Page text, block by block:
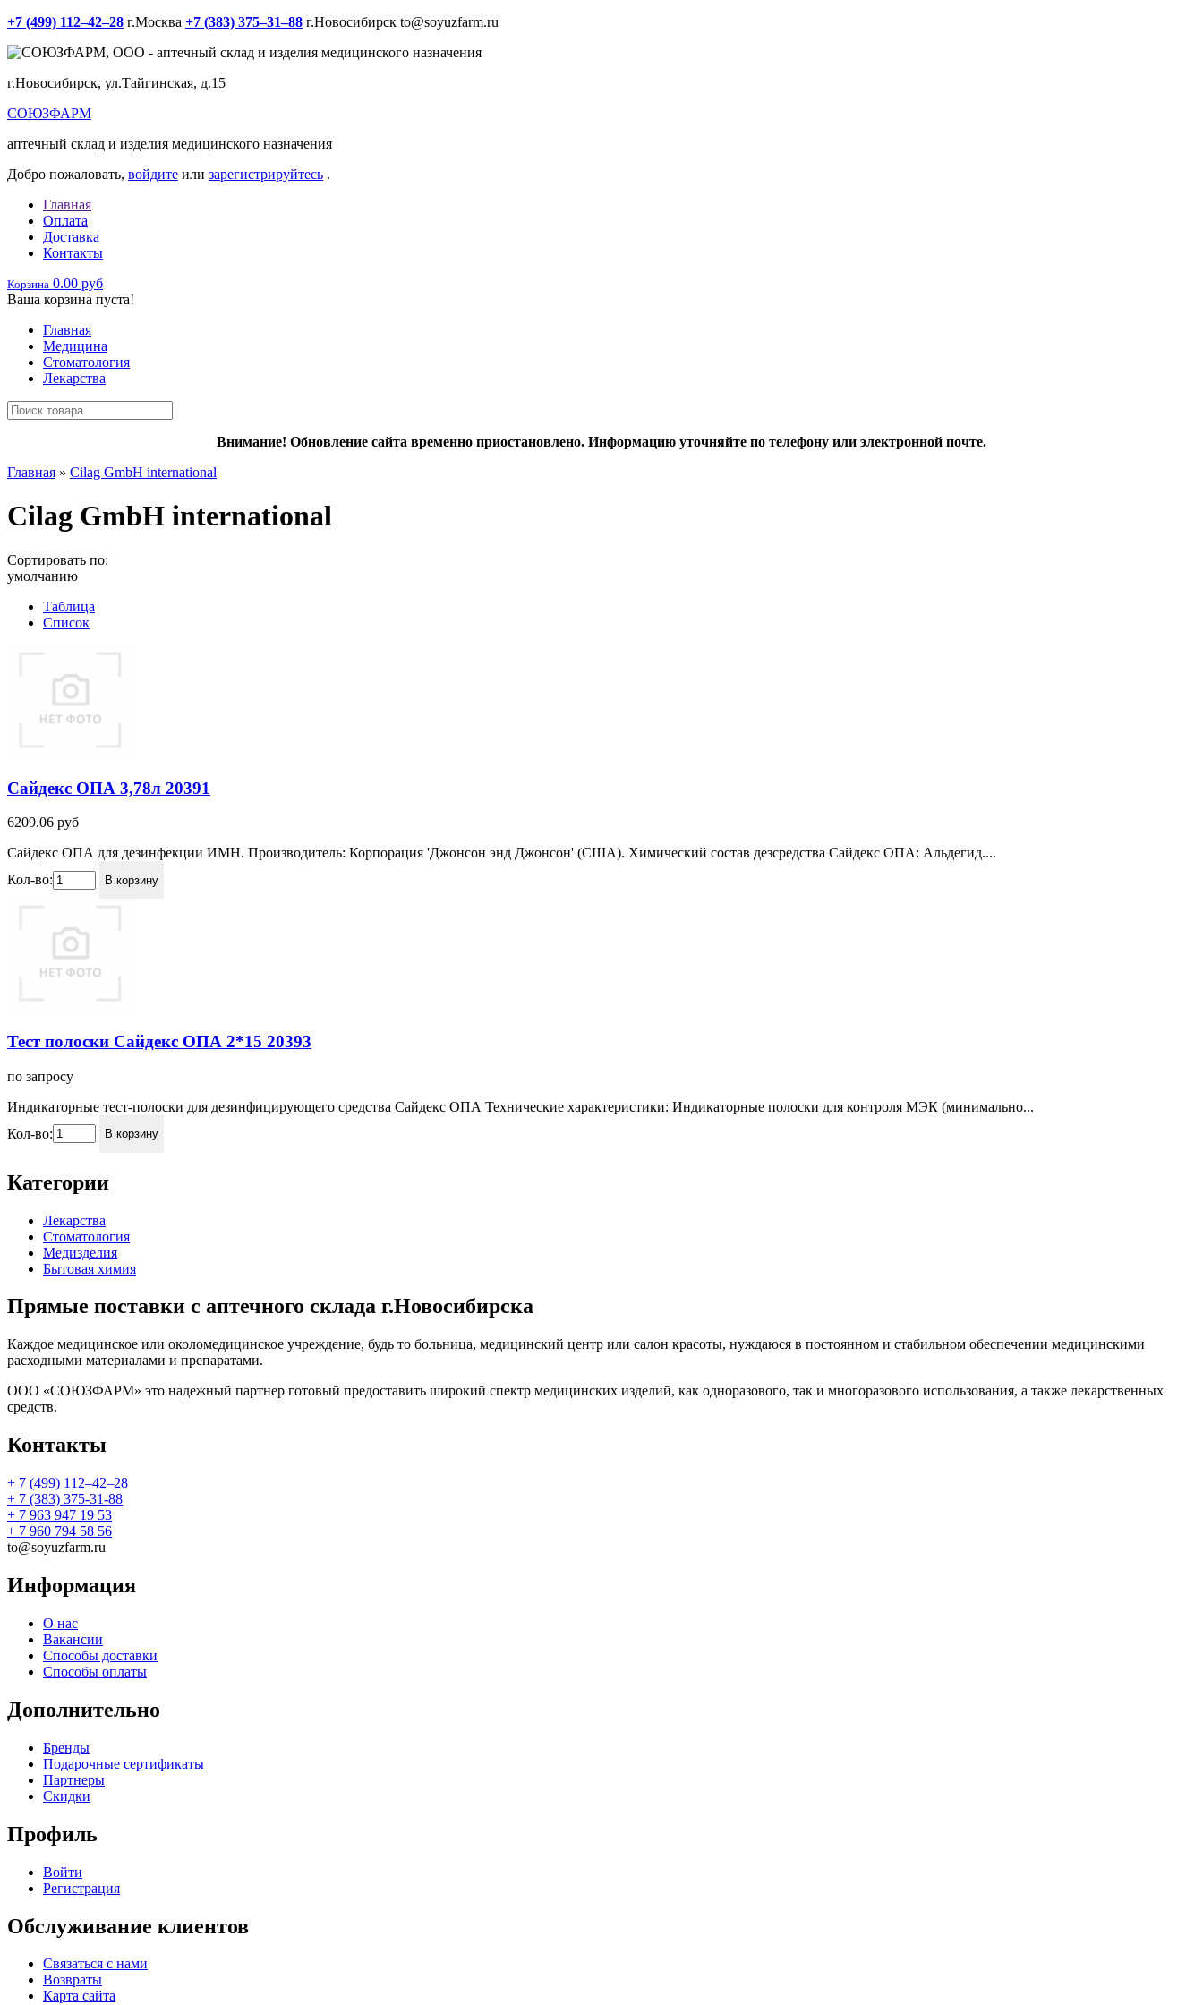
+7 (499) 112‒42‒28 г.Москва +7 (383) 375‒31‒88 г.Новосибирск to@soyuzfarm.ru
г.Новосибирск, ул.Тайгинская, д.15
СОЮЗФАРМ
аптечный склад и изделия медицинского назначения
Добро пожаловать, войдите или зарегистрируйтесь .
Главная
Оплата
Доставка
Контакты
Корзина 0.00 руб
Ваша корзина пуста!
Главная
Медицина
Стоматология
Лекарства
Внимание! Обновление сайта временно приостановлено. Информацию уточняйте по телефону или электронной почте.
Главная » Cilag GmbH international
Cilag GmbH international
Сортировать по:
умолчанию
Таблица
Список
Сайдекс ОПА 3,78л 20391
6209.06 руб
Сайдекс ОПА для дезинфекции ИМН. Производитель: Корпорация 'Джонсон энд Джонсон' (США). Химический состав дезсредства Сайдекс ОПА: Альдегид....
Кол-во:
В корзину
Тест полоски Сайдекс ОПА 2*15 20393
по запросу
Индикаторные тест-полоски для дезинфицирующего средства Сайдекс ОПА Технические характеристики: Индикаторные полоски для контроля МЭК (минимально...
Кол-во:
В корзину
Категории
Лекарства
Стоматология
Медизделия
Бытовая химия
Прямые поставки с аптечного склада г.Новосибирска
Каждое медицинское или околомедицинское учреждение, будь то больница, медицинский центр или салон красоты, нуждаюся в постоянном и стабильном обеспечении медицинскими
расходными материалами и препаратами.
ООО «СОЮЗФАРМ» это надежный партнер готовый предоставить широкий спектр медицинских изделий, как одноразового, так и многоразового использования, а также лекарственных
средств.
Контакты
+ 7 (499) 112‒42‒28
+ 7 (383) 375-31-88
+ 7 963 947 19 53
+ 7 960 794 58 56
to@soyuzfarm.ru
Информация
О нас
Вакансии
Способы доставки
Способы оплаты
Дополнительно
Бренды
Подарочные сертификаты
Партнеры
Скидки
Профиль
Войти
Регистрация
Обслуживание клиентов
Связаться с нами
Возвраты
Карта сайта